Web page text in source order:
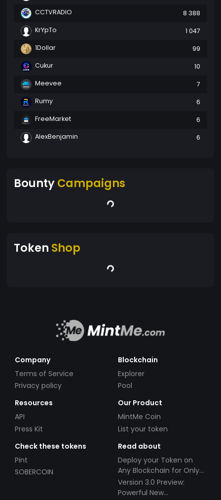
CCTVRADIO
8 388
KrYpTo
1 047
1Dollar
99
Cukur
10
Meevee
7
Rumy
6
FreeMarket
6
AlexBenjamin
6
BountyCampaigns
Token Shop
Company
Terms of Service
Privacy policy
Blockchain
Explorer
Pool
Resources
API
Press Kit
Our Product
MintMe Coin
List your token
Check these tokens
Pint
SOBERCOIN
Read about
Deploy your Token on
Any Blockchain for Only
$49!
Version 3.0 Preview:
Powerful New